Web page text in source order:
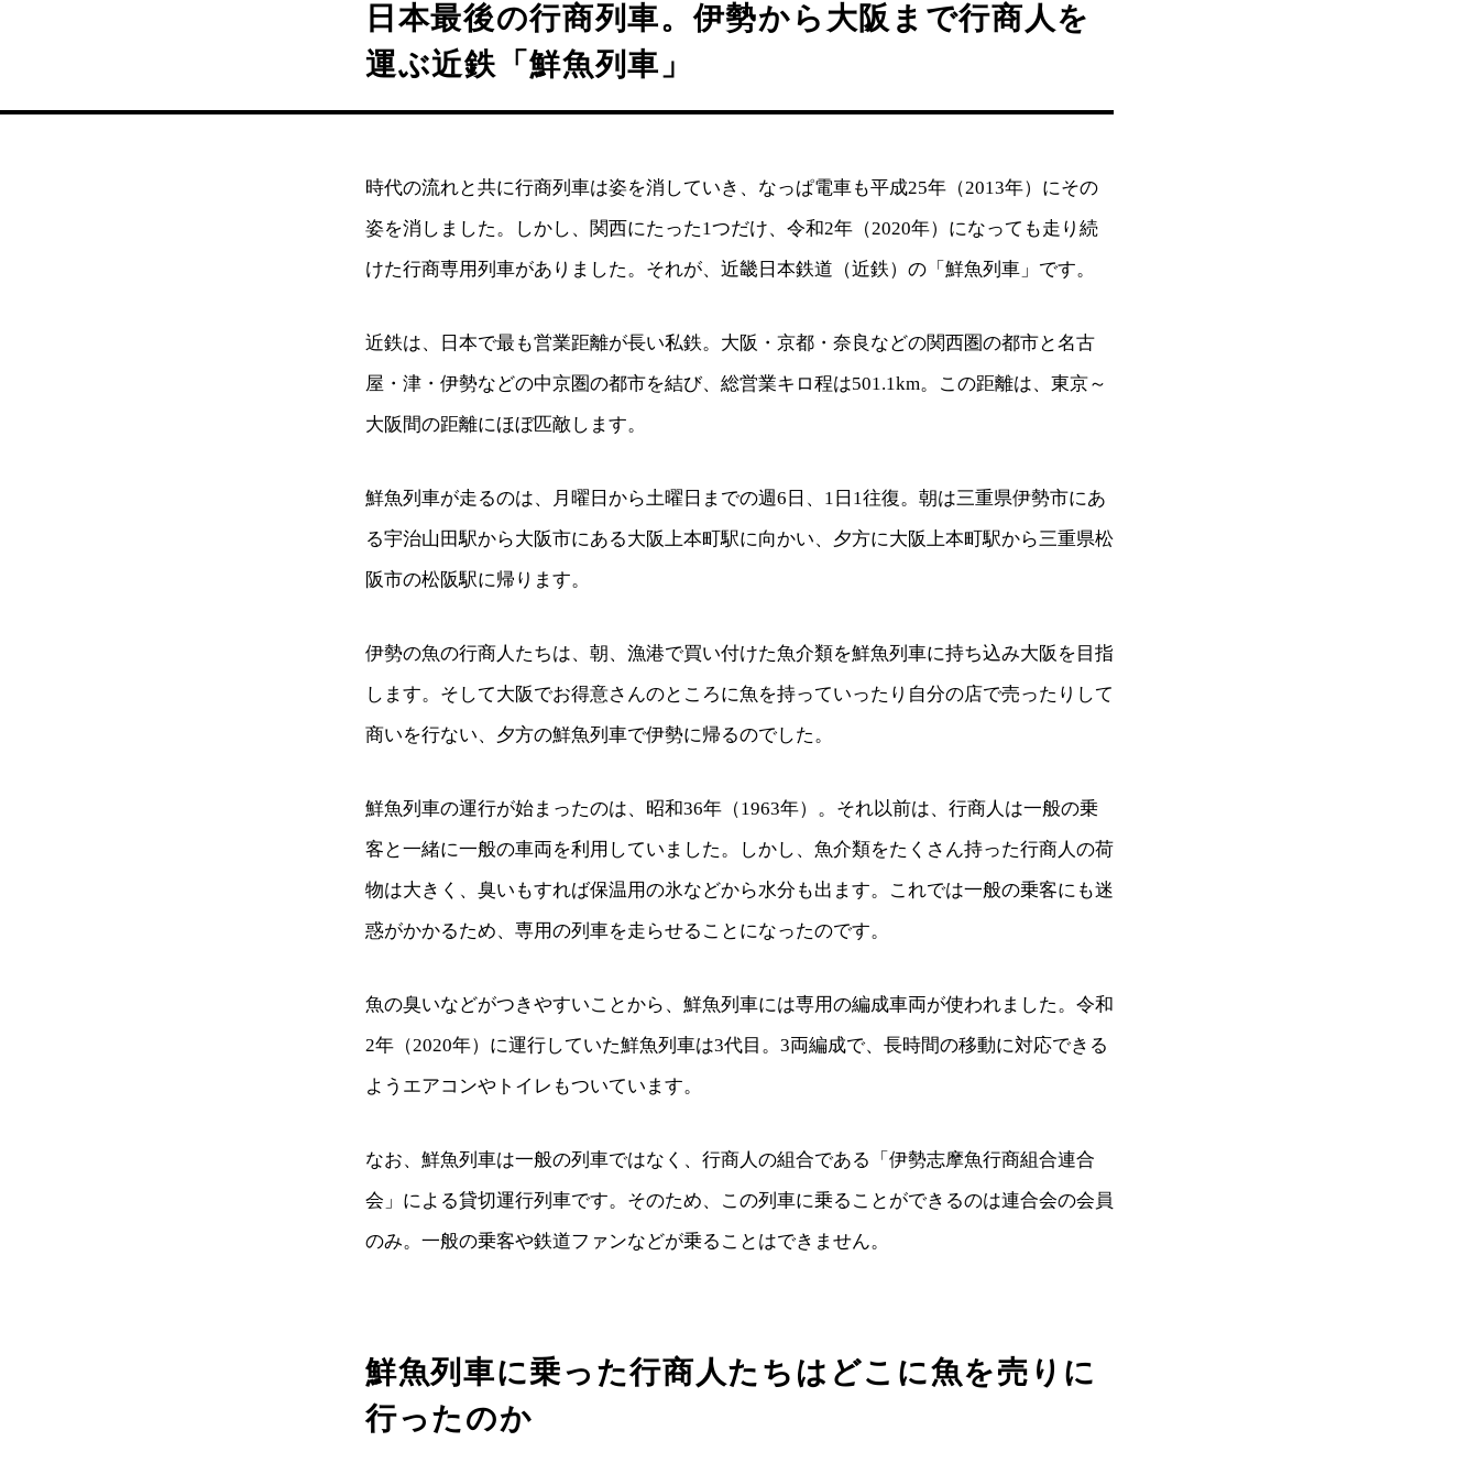
日本最後の行商列車。伊勢から大阪まで行商人を
運ぶ近鉄「鮮魚列車」
時代の流れと共に行商列車は姿を消していき、なっぱ電車も平成25年（2013年）にその
姿を消しました。しかし、関西にたった1つだけ、令和2年（2020年）になっても走り続
けた行商専用列車がありました。それが、近畿日本鉄道（近鉄）の「鮮魚列車」です。
近鉄は、日本で最も営業距離が長い私鉄。大阪・京都・奈良などの関西圏の都市と名古
屋・津・伊勢などの中京圏の都市を結び、総営業キロ程は501.1km。この距離は、東京～
大阪間の距離にほぼ匹敵します。
鮮魚列車が走るのは、月曜日から土曜日までの週6日、1日1往復。朝は三重県伊勢市にあ
る宇治山田駅から大阪市にある大阪上本町駅に向かい、夕方に大阪上本町駅から三重県松
阪市の松阪駅に帰ります。
伊勢の魚の行商人たちは、朝、漁港で買い付けた魚介類を鮮魚列車に持ち込み大阪を目指
します。そして大阪でお得意さんのところに魚を持っていったり自分の店で売ったりして
商いを行ない、夕方の鮮魚列車で伊勢に帰るのでした。
鮮魚列車の運行が始まったのは、昭和36年（1963年）。それ以前は、行商人は一般の乗
客と一緒に一般の車両を利用していました。しかし、魚介類をたくさん持った行商人の荷
物は大きく、臭いもすれば保温用の氷などから水分も出ます。これでは一般の乗客にも迷
惑がかかるため、専用の列車を走らせることになったのです。
魚の臭いなどがつきやすいことから、鮮魚列車には専用の編成車両が使われました。令和
2年（2020年）に運行していた鮮魚列車は3代目。3両編成で、長時間の移動に対応できる
ようエアコンやトイレもついています。
なお、鮮魚列車は一般の列車ではなく、行商人の組合である「伊勢志摩魚行商組合連合
会」による貸切運行列車です。そのため、この列車に乗ることができるのは連合会の会員
のみ。一般の乗客や鉄道ファンなどが乗ることはできません。
鮮魚列車に乗った行商人たちはどこに魚を売りに
行ったのか